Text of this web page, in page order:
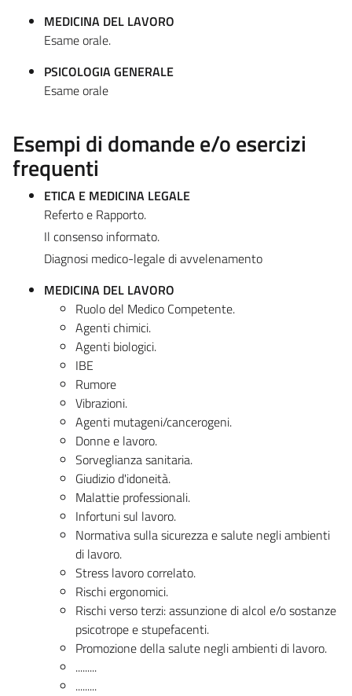
MEDICINA DEL LAVORO
Esame orale.
PSICOLOGIA GENERALE
Esame orale
Esempi di domande e/o esercizi
frequenti
ETICA E MEDICINA LEGALE
Referto e Rapporto.
Il consenso informato.
Diagnosi medico-legale di avvelenamento
MEDICINA DEL LAVORO
Ruolo del Medico Competente.
Agenti chimici.
Agenti biologici.
IBE
Rumore
Vibrazioni.
Agenti mutageni/cancerogeni.
Donne e lavoro.
Sorveglianza sanitaria.
Giudizio d'idoneità.
Malattie professionali.
Infortuni sul lavoro.
Normativa sulla sicurezza e salute negli ambienti
di lavoro.
Stress lavoro correlato.
Rischi ergonomici.
Rischi verso terzi: assunzione di alcol e/o sostanze
psicotrope e stupefacenti.
Promozione della salute negli ambienti di lavoro.
.........
.........